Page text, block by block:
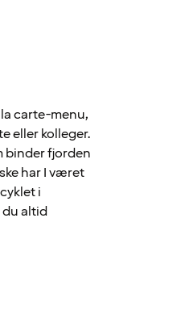
carte-menu,
eller kolleger.
binder fjorden
har I været
i
du altid